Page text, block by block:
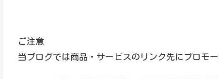
ご注意
当ブログでは商品・サービスのリンク先にプロモ